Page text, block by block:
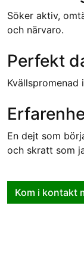
Söker aktiv,
och närvaro.
Perfekt
Kvällspromenad
En dejt som
och skratt som
Kom i kontakt